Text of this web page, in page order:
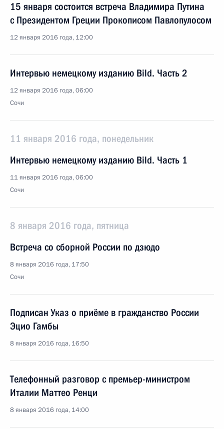
15 января состоится встреча Владимира Путина
с Президентом Греции Прокописом Павлопулосом
12 января 2016 года, 12:00
Интервью немецкому изданию Bild. Часть 2
12 января 2016 года, 06:00
Сочи
11 января 2016 года, понедельник
Интервью немецкому изданию Bild. Часть 1
11 января 2016 года, 06:00
Сочи
8 января 2016 года, пятница
Встреча со сборной России по дзюдо
8 января 2016 года, 17:50
Сочи
Подписан Указ о приёме в гражданство России
Эцио Гамбы
8 января 2016 года, 16:50
Телефонный разговор с премьер-министром
Италии Маттео Ренци
8 января 2016 года, 14:00